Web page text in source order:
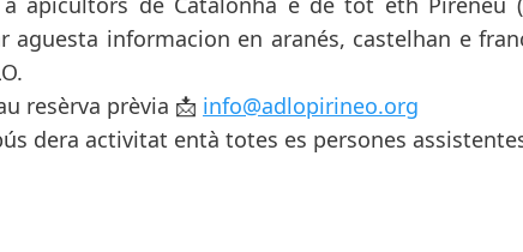
aguesta informacion en aranés, castelhan e
resèrva prèvia 📩 info@adlopirineo.org
dera activitat entà totes es persones